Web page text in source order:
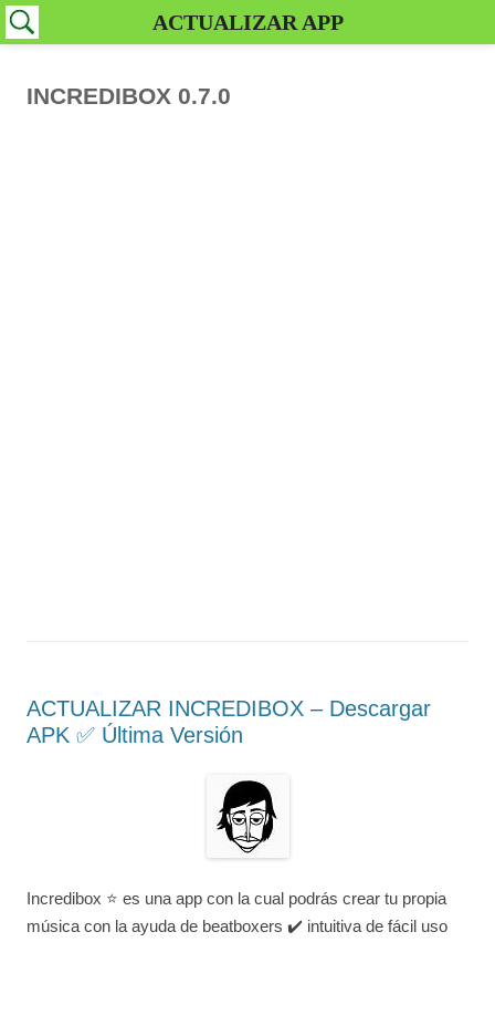
INCREDIBOX 0.7.0
ACTUALIZAR INCREDIBOX – Descargar
APK ✅️ Última Versión
Incredibox ⭐ es una app con la cual podrás crear tu propia
música con la ayuda de beatboxers ✔️ intuitiva de fácil uso
ACTUALIZAR APP